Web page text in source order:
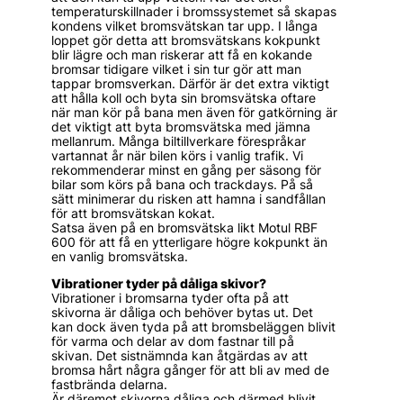
temperaturskillnader i bromssystemet så skapas
kondens vilket bromsvätskan tar upp. I långa
loppet gör detta att bromsvätskans kokpunkt
blir lägre och man riskerar att få en kokande
bromsar tidigare vilket i sin tur gör att man
tappar bromsverkan. Därför är det extra viktigt
att hålla koll och byta sin bromsvätska oftare
när man kör på bana men även för gatkörning är
det viktigt att byta bromsvätska med jämna
mellanrum. Många biltillverkare förespråkar
vartannat år när bilen körs i vanlig trafik. Vi
rekommenderar minst en gång per säsong för
bilar som körs på bana och trackdays. På så
sätt minimerar du risken att hamna i sandfållan
för att bromsvätskan kokat.
Satsa även på en bromsvätska likt Motul RBF
600 för att få en ytterligare högre kokpunkt än
en vanlig bromsvätska.
Vibrationer tyder på dåliga skivor?
Vibrationer i bromsarna tyder ofta på att
skivorna är dåliga och behöver bytas ut. Det
kan dock även tyda på att bromsbeläggen blivit
för varma och delar av dom fastnar till på
skivan. Det sistnämnda kan åtgärdas av att
bromsa hårt några gånger för att bli av med de
fastbrända delarna.